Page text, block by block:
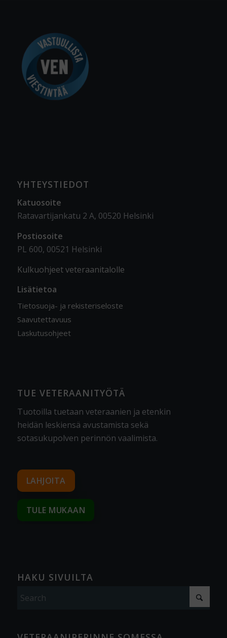
YHTEYSTIEDOT
Katuosoite
Ratavartijankatu 2 A, 00520 Helsinki
Postiosoite
PL 600, 00521 Helsinki
Kulkuohjeet veteraanitalolle
Lisätietoa
Tietosuoja- ja rekisteriseloste
Saavutettavuus
Laskutusohjeet
TUE VETERAANITYÖTÄ
Tuotoilla tuetaan veteraanien ja etenkin
heidän leskiensä avustamista sekä
sotasukupolven perinnön vaalimista.
LAHJOITA
TULE MUKAAN
HAKU SIVUILTA